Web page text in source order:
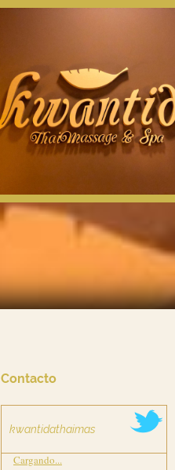
Contacto
kwantidathaimas
Cargando...